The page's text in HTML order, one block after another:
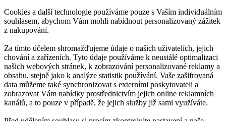
Cookies a další technologie používáme pouze s Vaším individuálním
souhlasem, abychom Vám mohli nabídnout personalizovaný zážitek
z nakupování.
Za tímto účelem shromažďujeme údaje o našich uživatelích, jejich
chování a zařízeních. Tyto údaje používáme k neustálé optimalizaci
našich webových stránek, k zobrazování personalizované reklamy a
obsahu, stejně jako k analýze statistik používání. Vaše zašifrovaná
data můžeme také synchronizovat s externími poskytovateli a
zobrazovat Vám nabídky prostřednictvím jejich online reklamních
kanálů, a to pouze v případě, že jejich služby již sami využíváte.